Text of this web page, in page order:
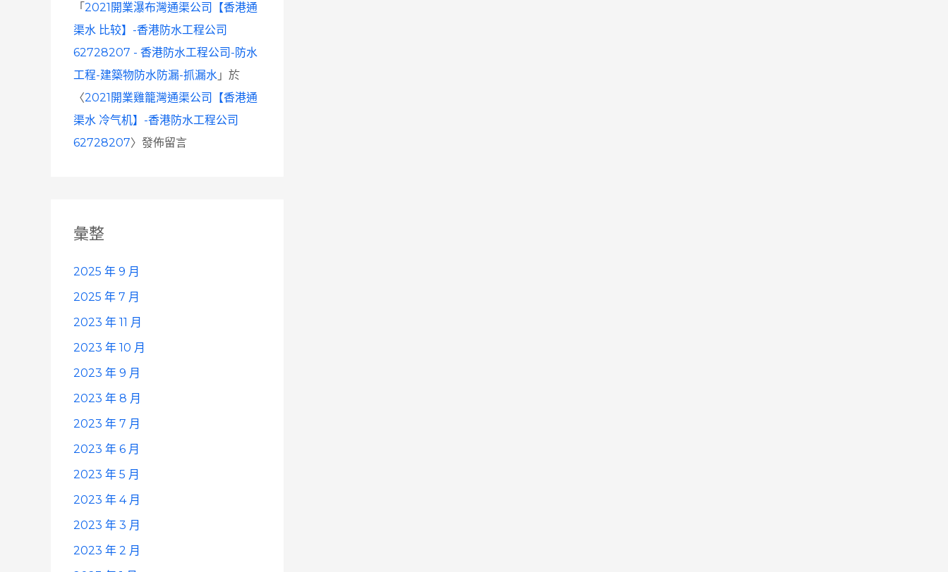
「 2021開業瀑布灣通渠公司【香港通
渠水 比较】-香港防水工程公司
62728207 - 香港防水工程公司-防水
工程-建築物防水防漏-抓漏水 」於
〈2021開業雞籠灣通渠公司【香港通
渠水 冷气机】-香港防水工程公司
62728207〉發佈留言
彙整
2025 年 9 月
2025 年 7 月
2023 年 11 月
2023 年 10 月
2023 年 9 月
2023 年 8 月
2023 年 7 月
2023 年 6 月
2023 年 5 月
2023 年 4 月
2023 年 3 月
2023 年 2 月